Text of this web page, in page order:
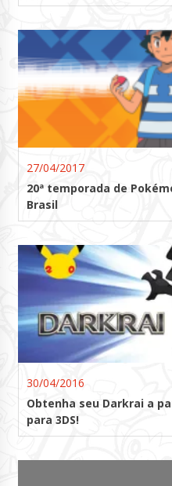
27/04/2017
20ª temporada de
Brasil
30/04/2016
Obtenha seu Darkrai a
para 3DS!